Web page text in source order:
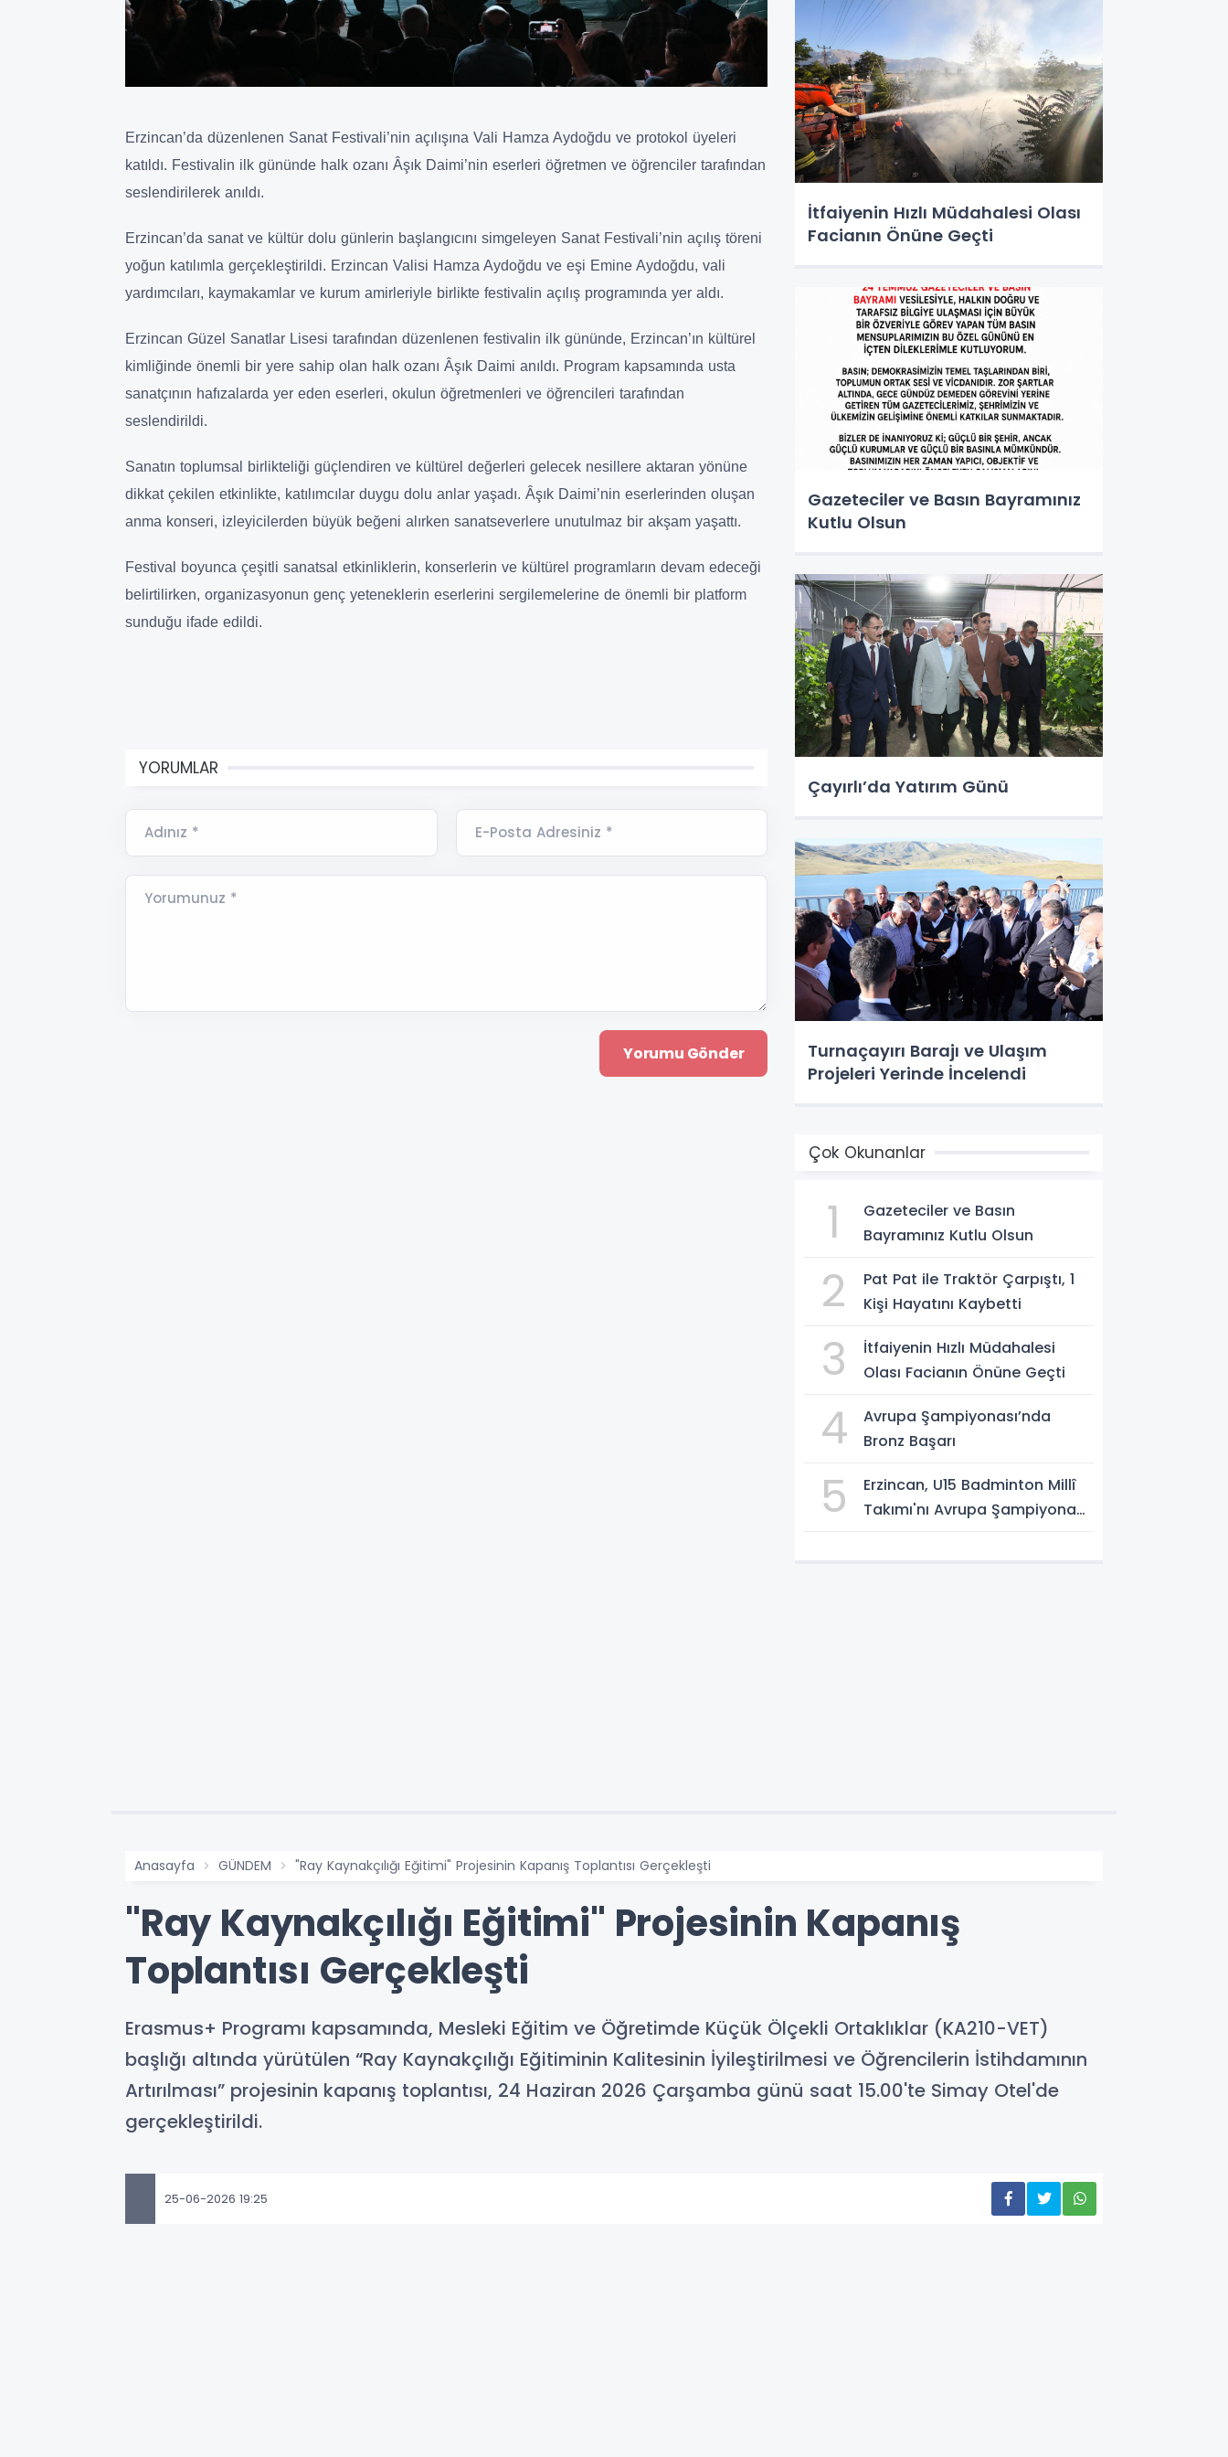
Erzincan’da düzenlenen Sanat Festivali’nin açılışına Vali Hamza Aydoğdu ve protokol üyeleri
katıldı. Festivalin ilk gününde halk ozanı Âşık Daimi’nin eserleri öğretmen ve öğrenciler tarafından
seslendirilerek anıldı.
Erzincan’da sanat ve kültür dolu günlerin başlangıcını simgeleyen Sanat Festivali’nin açılış töreni
yoğun katılımla gerçekleştirildi. Erzincan Valisi Hamza Aydoğdu ve eşi Emine Aydoğdu, vali
yardımcıları, kaymakamlar ve kurum amirleriyle birlikte festivalin açılış programında yer aldı.
Erzincan Güzel Sanatlar Lisesi tarafından düzenlenen festivalin ilk gününde, Erzincan’ın kültürel
kimliğinde önemli bir yere sahip olan halk ozanı Âşık Daimi anıldı. Program kapsamında usta
sanatçının hafızalarda yer eden eserleri, okulun öğretmenleri ve öğrencileri tarafından
seslendirildi.
Sanatın toplumsal birlikteliği güçlendiren ve kültürel değerleri gelecek nesillere aktaran yönüne
dikkat çekilen etkinlikte, katılımcılar duygu dolu anlar yaşadı. Âşık Daimi’nin eserlerinden oluşan
anma konseri, izleyicilerden büyük beğeni alırken sanatseverlere unutulmaz bir akşam yaşattı.
Festival boyunca çeşitli sanatsal etkinliklerin, konserlerin ve kültürel programların devam edeceği
belirtilirken, organizasyonun genç yeteneklerin eserlerini sergilemelerine de önemli bir platform
sunduğu ifade edildi.
YORUMLAR
Adınız * E-Posta Adresiniz *
Yorumunuz *
İtfaiyenin Hızlı Müdahalesi Olası
Facianın Önüne Geçti
Gazeteciler ve Basın Bayramınız
Kutlu Olsun
Çayırlı’da Yatırım Günü
Turnaçayırı Barajı ve Ulaşım
Projeleri Yerinde İncelendi
Çok Okunanlar
1
Gazeteciler ve Basın
Bayramınız Kutlu Olsun
2
Pat Pat ile Traktör Çarpıştı, 1
Kişi Hayatını Kaybetti
3
İtfaiyenin Hızlı Müdahalesi
Olası Facianın Önüne Geçti
4
Avrupa Şampiyonası’nda
Bronz Başarı
5
Erzincan, U15 Badminton Millî
Takımı'nı Avrupa Şampiyonası
Anasayfa GÜNDEM "Ray Kaynakçılığı Eğitimi" Projesinin Kapanış Toplantısı Gerçekleşti
"Ray Kaynakçılığı Eğitimi" Projesinin Kapanış
Toplantısı Gerçekleşti
Erasmus+ Programı kapsamında, Mesleki Eğitim ve Öğretimde Küçük Ölçekli Ortaklıklar (KA210-VET)
başlığı altında yürütülen “Ray Kaynakçılığı Eğitiminin Kalitesinin İyileştirilmesi ve Öğrencilerin İstihdamının
Artırılması” projesinin kapanış toplantısı, 24 Haziran 2026 Çarşamba günü saat 15.00'te Simay Otel'de
gerçekleştirildi.
25-06-2026 19:25